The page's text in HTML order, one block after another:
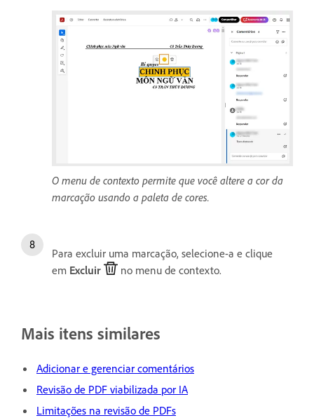
O menu de contexto permite que você altere a cor da
marcação usando a paleta de cores.
Para excluir uma marcação, selecione-a e clique
em Excluir no menu de contexto.
Mais itens similares
Adicionar e gerenciar comentários
Revisão de PDF viabilizada por IA
Limitações na revisão de PDFs